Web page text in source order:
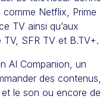
Netflix, Prime
TV ainsi qu’aux
SFR TV et B.TV+.
AI Companion, un
des contenus,
et le son ou encore de